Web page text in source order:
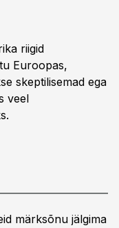
riigid
Euroopas,
skeptilisemad ega
veel
märksõnu jälgima